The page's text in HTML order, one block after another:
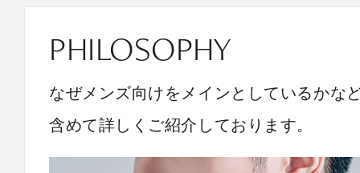
PHILOSOPHY
なぜメンズ向けをメインとしているかな
含めて詳しくご紹介しております。